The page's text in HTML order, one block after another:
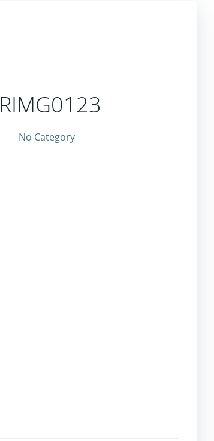
RIMG0123
No Category